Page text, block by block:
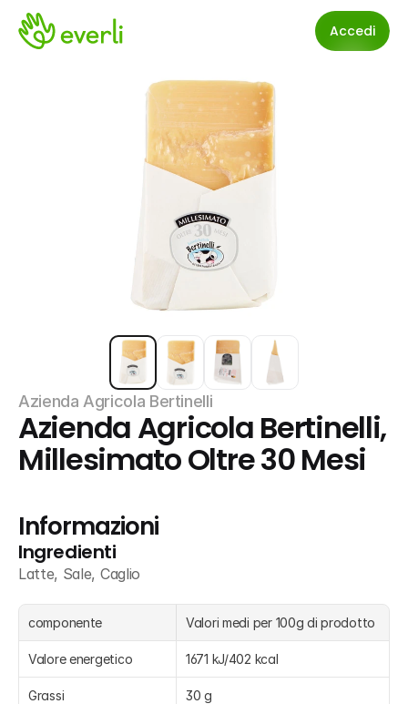
Accedi
Azienda Agricola Bertinelli
Azienda Agricola Bertinelli,
Millesimato Oltre 30 Mesi
Informazioni
Ingredienti
Latte, Sale, Caglio
componente Valori medi per 100g di prodotto
Valore energetico 1671 kJ/402 kcal
Grassi 30 g